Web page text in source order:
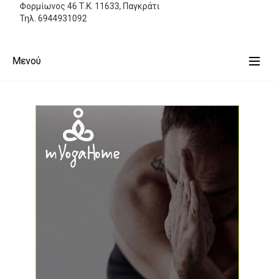
Φορμίωνος 46 Τ.Κ. 11633, Παγκράτι
Τηλ. 6944931092
Μενού